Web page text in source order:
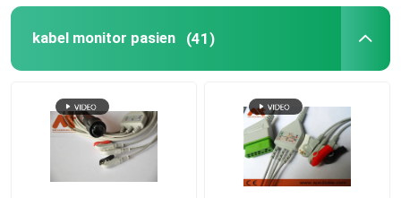
kabel holter
Probe Transduser Ultrasound
Konektor Perangkat Medis
kabel monitor pasien (41)